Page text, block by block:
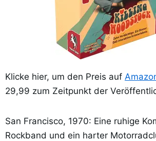
Klicke hier, um den Preis auf
29,99 zum Zeitpunkt der
San Francisco, 1970: Eine ruhige
Rockband und ein harter